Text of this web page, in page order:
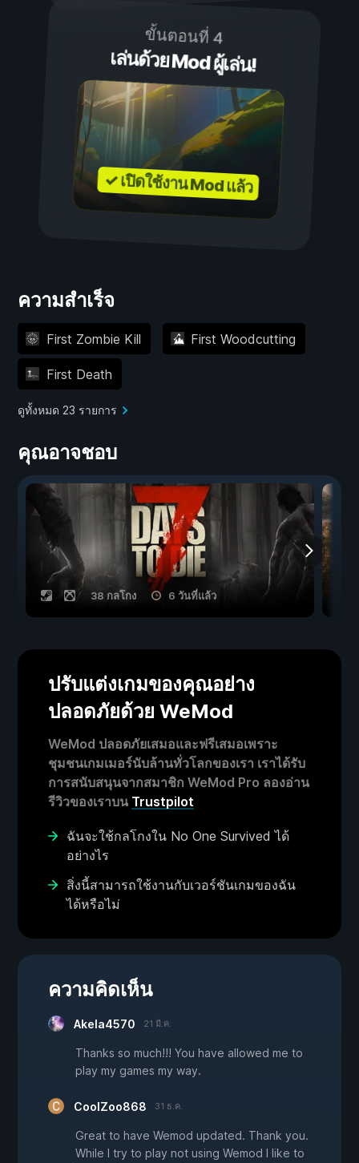
ขั้นตอนที่ 4
เล่นด้วย Mod ผู้เล่น!
✓ เปิดใช้งาน Mod แล้ว
ความสำเร็จ
First Zombie Kill First Woodcutting
First Death
ดูทั้งหมด 23 รายการ
คุณอาจชอบ
38 กลโกง 6 วันที่แล้ว
ปรับแต่งเกมของคุณอย่าง
ปลอดภัยด้วย WeMod
WeMod ปลอดภัยเสมอและฟรีเสมอเพราะ
ชุมชนเกมเมอร์นับล้านทั่วโลกของเรา เราได้รับ
การสนับสนุนจากสมาชิก WeMod Pro ลองอ่าน
รีวิวของเราบน Trustpilot
ฉันจะใช้กลโกงใน No One Survived ได้
อย่างไร
สิ่งนี้สามารถใช้งานกับเวอร์ชันเกมของฉัน
ได้หรือไม่
ความคิดเห็น
Akela4570 21 มี.ค.
Thanks so much!!! You have allowed me to
play my games my way.
CoolZoo868 31 ธ.ค.
Great to have Wemod updated. Thank you.
While I try to play not using Wemod I like to